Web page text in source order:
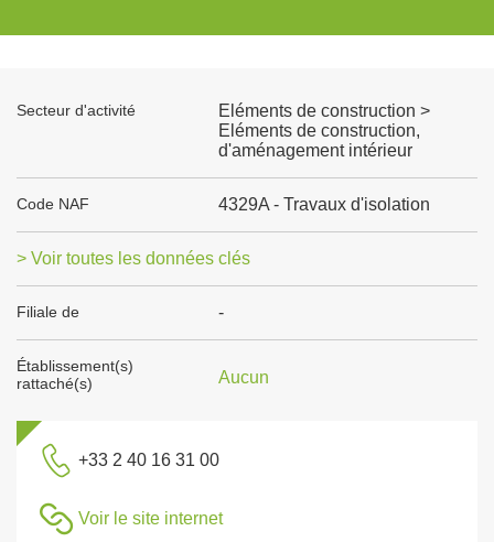
Secteur d'activité
Eléments de construction >
Eléments de construction,
d'aménagement intérieur
Code NAF 4329A - Travaux d'isolation
> Voir toutes les données clés
Filiale de -
Établissement(s)
rattaché(s)
Aucun
+33 2 40 16 31 00
Voir le site internet